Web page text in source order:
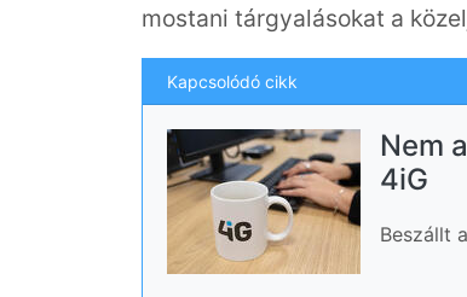
mostani tárgyalásokat a
Kapcsolódó cikk
Nem
4iG
Beszállt